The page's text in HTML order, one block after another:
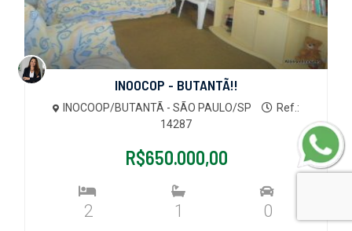
INOOCOP - BUTANTÃ!!
INOCOOP/BUTANTÃ - SÃO PAULO/SP
Ref.:
14287
R$650.000,00
2 1 0